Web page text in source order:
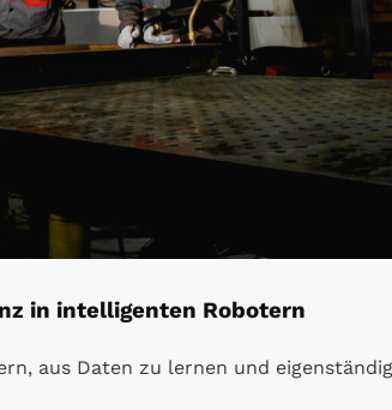
in intelligenten Robotern
aus Daten zu lernen und